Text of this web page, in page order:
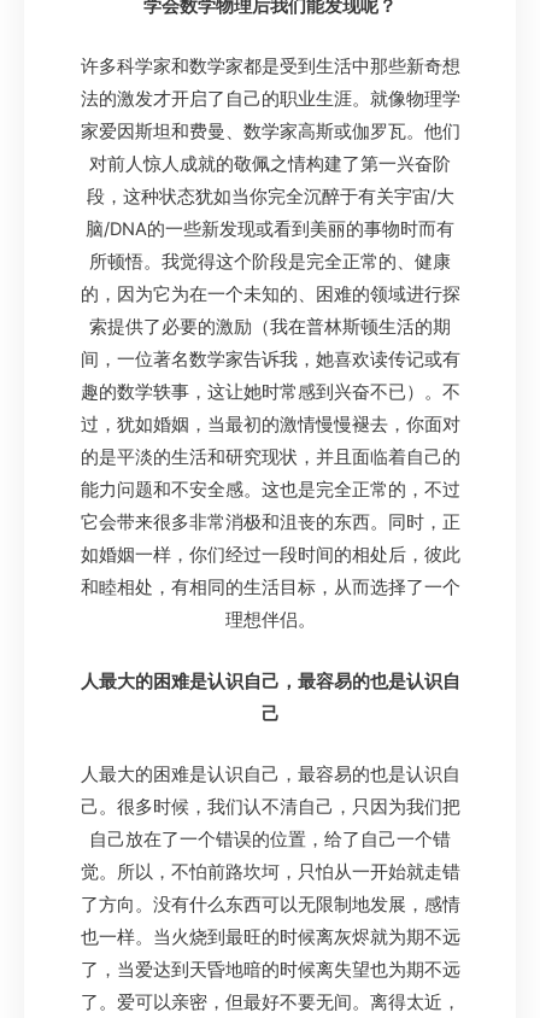
学会数学物理后我们能发现呢？
许多科学家和数学家都是受到生活中那些新奇想
法的激发才开启了自己的职业生涯。就像物理学
家爱因斯坦和费曼、数学家高斯或伽罗瓦。他们
对前人惊人成就的敬佩之情构建了第一兴奋阶
段，这种状态犹如当你完全沉醉于有关宇宙/大
脑/DNA的一些新发现或看到美丽的事物时而有
所顿悟。我觉得这个阶段是完全正常的、健康
的，因为它为在一个未知的、困难的领域进行探
索提供了必要的激励（我在普林斯顿生活的期
间，一位著名数学家告诉我，她喜欢读传记或有
趣的数学轶事，这让她时常感到兴奋不已）。不
过，犹如婚姻，当最初的激情慢慢褪去，你面对
的是平淡的生活和研究现状，并且面临着自己的
能力问题和不安全感。这也是完全正常的，不过
它会带来很多非常消极和沮丧的东西。同时，正
如婚姻一样，你们经过一段时间的相处后，彼此
和睦相处，有相同的生活目标，从而选择了一个
理想伴侣。
人最大的困难是认识自己，最容易的也是认识自
己
人最大的困难是认识自己，最容易的也是认识自
己。很多时候，我们认不清自己，只因为我们把
自己放在了一个错误的位置，给了自己一个错
觉。所以，不怕前路坎坷，只怕从一开始就走错
了方向。没有什么东西可以无限制地发展，感情
也一样。当火烧到最旺的时候离灰烬就为期不远
了，当爱达到天昏地暗的时候离失望也为期不远
了。爱可以亲密，但最好不要无间。离得太近，